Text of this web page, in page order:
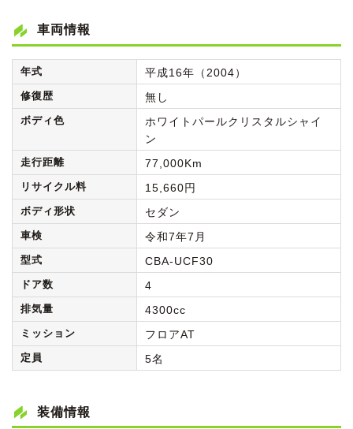
車両情報
年式 平成16年（2004）
修復歴 無し
ボディ色
ホワイトパールクリスタルシャイ
ン
走行距離 77,000Km
リサイクル料 15,660円
ボディ形状 セダン
車検 令和7年7月
型式 CBA-UCF30
ドア数 4
排気量 4300cc
ミッション フロアAT
定員 5名
装備情報